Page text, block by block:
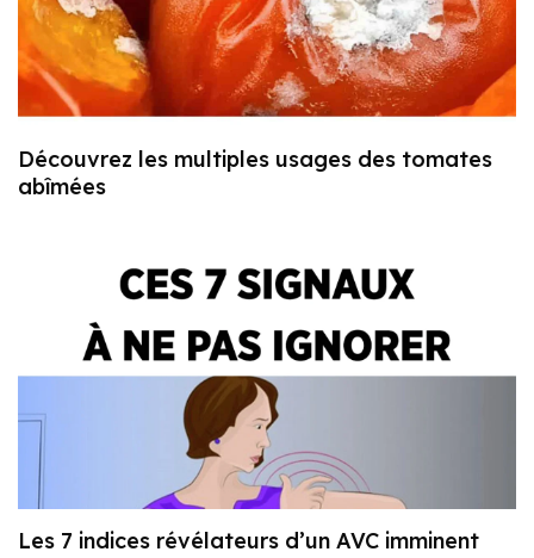
Découvrez les multiples usages des tomates
abîmées
Les 7 indices révélateurs d’un AVC imminent